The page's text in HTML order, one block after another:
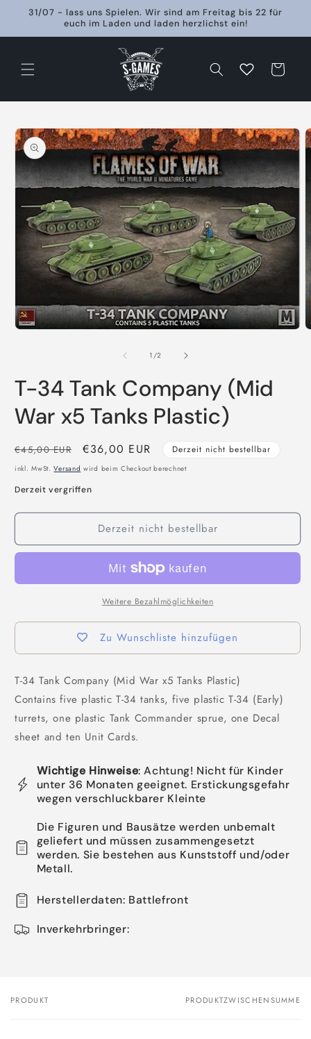
zum
31/07 - lass uns Spielen. Wir sind am Freitag bis 22 für
euch im Laden und laden herzlichst ein!
Warenkorb
1
in
Modal
1/von
2
T-34 Tank Company (Mid
War x5 Tanks Plastic)
Normaler
Preis
€45,00 EUR Verkaufspreis
€36,00 EUR Derzeit nicht bestellbar
inkl. MwSt.Versand wird beim Checkout berechnet
Derzeit vergriffen
Derzeit nicht bestellbar
Weitere Bezahlmöglichkeiten
Zu Wunschliste hinzufügen
T-34 Tank Company (Mid War x5 Tanks Plastic)
Contains five plastic T-34 tanks, five plastic T-34 (Early)
turrets, one plastic Tank Commander sprue, one Decal
sheet and ten Unit Cards.
Wichtige Hinweise: Achtung! Nicht für Kinder
unter 36 Monaten geeignet. Erstickungsgefahr
wegen verschluckbarer Kleinte
Die Figuren und Bausätze werden unbemalt
geliefert und müssen zusammengesetzt
werden. Sie bestehen aus Kunststoff und/oder
Metall.
Herstellerdaten: Battlefront
Inverkehrbringer:
Dein
PRODUKT PRODUKTZWISCHENSUMME